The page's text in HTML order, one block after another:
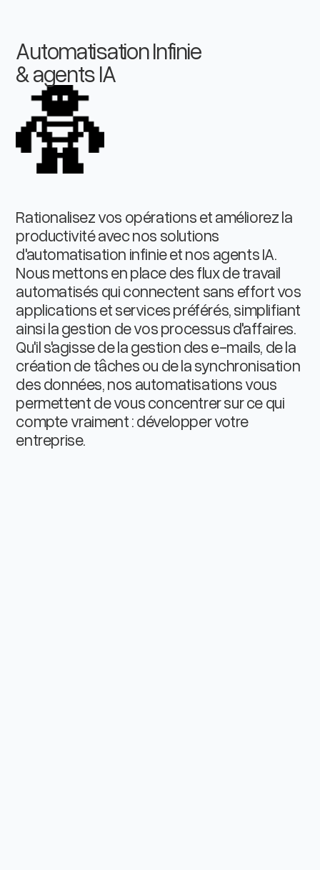
Automatisation Infinie
& agents IA
Rationalisez vos opérations et améliorez la
productivité avec nos solutions
d'automatisation infinie et nos agents IA.
Nous mettons en place des flux de travail
automatisés qui connectent sans effort vos
applications et services préférés, simplifiant
ainsi la gestion de vos processus d'affaires.
Qu'il s'agisse de la gestion des e-mails, de la
création de tâches ou de la synchronisation
des données, nos automatisations vous
permettent de vous concentrer sur ce qui
compte vraiment : développer votre
entreprise.